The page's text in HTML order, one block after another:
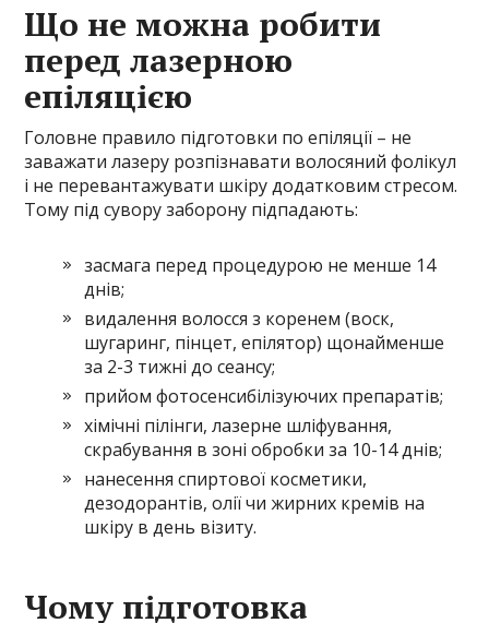
Що не можна робити
перед лазерною
епіляцією
Головне правило підготовки по епіляції – не
заважати лазеру розпізнавати волосяний фолікул
і не перевантажувати шкіру додатковим стресом.
Тому під сувору заборону підпадають:
засмага перед процедурою не менше 14
днів;
видалення волосся з коренем (воск,
шугаринг, пінцет, епілятор) щонайменше
за 2-3 тижні до сеансу;
прийом фотосенсибілізуючих препаратів;
хімічні пілінги, лазерне шліфування,
скрабування в зоні обробки за 10-14 днів;
нанесення спиртової косметики,
дезодорантів, олії чи жирних кремів на
шкіру в день візиту.
Чому підготовка